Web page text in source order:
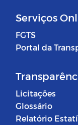
Serviços
FGTS
Portal da
Licitações
Glossário
Relatório